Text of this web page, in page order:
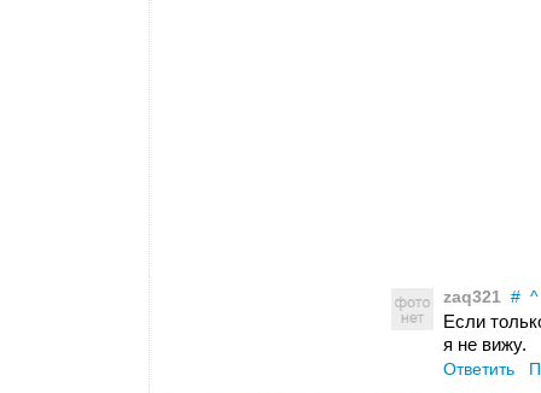
zaq321 # ^
Если
я не вижу.
Ответить